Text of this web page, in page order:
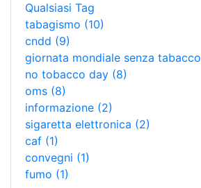
Qualsiasi Tag
tabagismo (10)
cndd (9)
giornata mondiale senza tabacco
no tobacco day (8)
oms (8)
informazione (2)
sigaretta elettronica (2)
caf (1)
convegni (1)
fumo (1)